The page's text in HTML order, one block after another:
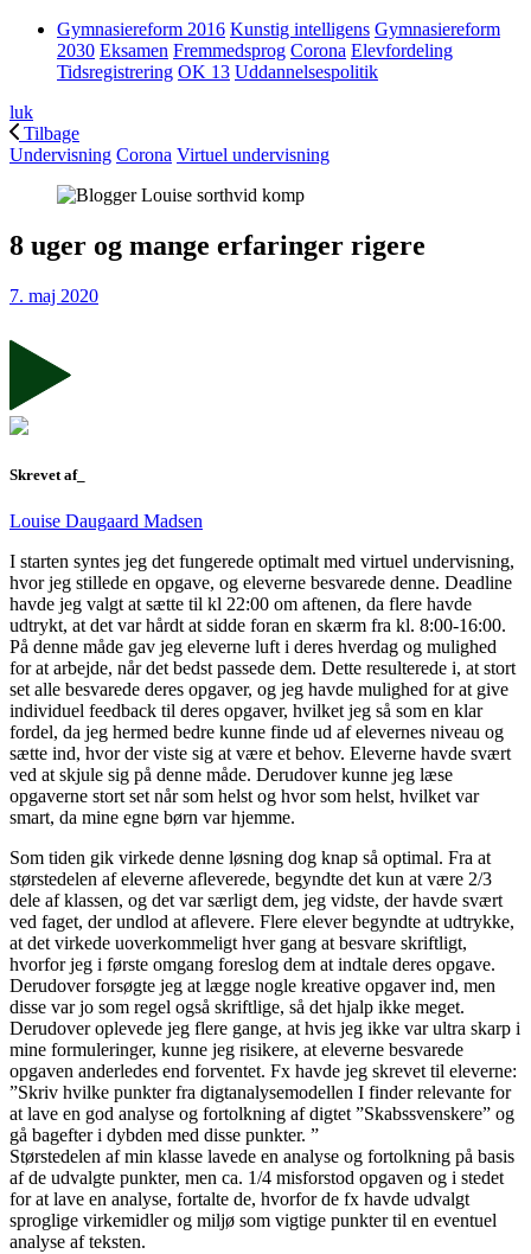
Gymnasiereform 2016 Kunstig intelligens Gymnasiereform
2030 Eksamen Fremmedsprog Corona Elevfordeling
Tidsregistrering OK 13 Uddannelsespolitik
luk
Tilbage
Undervisning Corona Virtuel undervisning
8 uger og mange erfaringer rigere
7. maj 2020
Skrevet af_
Louise Daugaard Madsen
I starten syntes jeg det fungerede optimalt med virtuel undervisning,
hvor jeg stillede en opgave, og eleverne besvarede denne. Deadline
havde jeg valgt at sætte til kl 22:00 om aftenen, da flere havde
udtrykt, at det var hårdt at sidde foran en skærm fra kl. 8:00-16:00.
På denne måde gav jeg eleverne luft i deres hverdag og mulighed
for at arbejde, når det bedst passede dem. Dette resulterede i, at stort
set alle besvarede deres opgaver, og jeg havde mulighed for at give
individuel feedback til deres opgaver, hvilket jeg så som en klar
fordel, da jeg hermed bedre kunne finde ud af elevernes niveau og
sætte ind, hvor der viste sig at være et behov. Eleverne havde svært
ved at skjule sig på denne måde. Derudover kunne jeg læse
opgaverne stort set når som helst og hvor som helst, hvilket var
smart, da mine egne børn var hjemme.
Som tiden gik virkede denne løsning dog knap så optimal. Fra at
størstedelen af eleverne afleverede, begyndte det kun at være 2/3
dele af klassen, og det var særligt dem, jeg vidste, der havde svært
ved faget, der undlod at aflevere. Flere elever begyndte at udtrykke,
at det virkede uoverkommeligt hver gang at besvare skriftligt,
hvorfor jeg i første omgang foreslog dem at indtale deres opgave.
Derudover forsøgte jeg at lægge nogle kreative opgaver ind, men
disse var jo som regel også skriftlige, så det hjalp ikke meget.
Derudover oplevede jeg flere gange, at hvis jeg ikke var ultra skarp i
mine formuleringer, kunne jeg risikere, at eleverne besvarede
opgaven anderledes end forventet. Fx havde jeg skrevet til eleverne:
”Skriv hvilke punkter fra digtanalysemodellen I finder relevante for
at lave en god analyse og fortolkning af digtet ”Skabssvenskere” og
gå bagefter i dybden med disse punkter. ”
Størstedelen af min klasse lavede en analyse og fortolkning på basis
af de udvalgte punkter, men ca. 1/4 misforstod opgaven og i stedet
for at lave en analyse, fortalte de, hvorfor de fx havde udvalgt
sproglige virkemidler og miljø som vigtige punkter til en eventuel
analyse af teksten.